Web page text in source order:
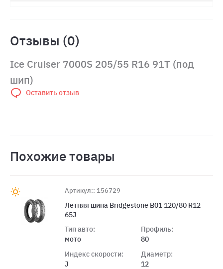
Отзывы (0)
Ice Cruiser 7000S 205/55 R16 91T (под
шип)
Оставить отзыв
Похожие товары
Артикул:: 156729
Летняя шина Bridgestone B01 120/80 R12
65J
Тип авто:
мото
Индекс скорости:
J
Профиль:
80
Диаметр:
12